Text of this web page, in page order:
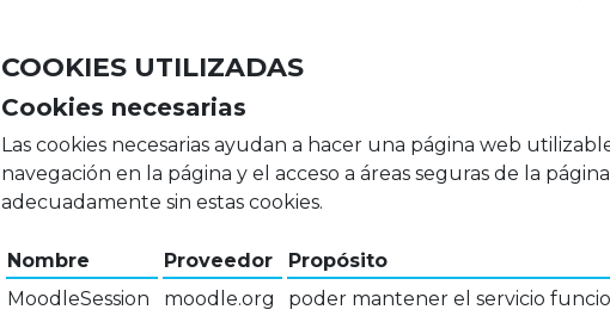
COOKIES UTILIZADAS
Cookies necesarias
Las cookies necesarias ayudan a hacer una página web
navegación en la página y el acceso a áreas seguras de la
adecuadamente sin estas cookies.
Nombre Proveedor Propósito
MoodleSession
moodle.org poder mantener el servicio